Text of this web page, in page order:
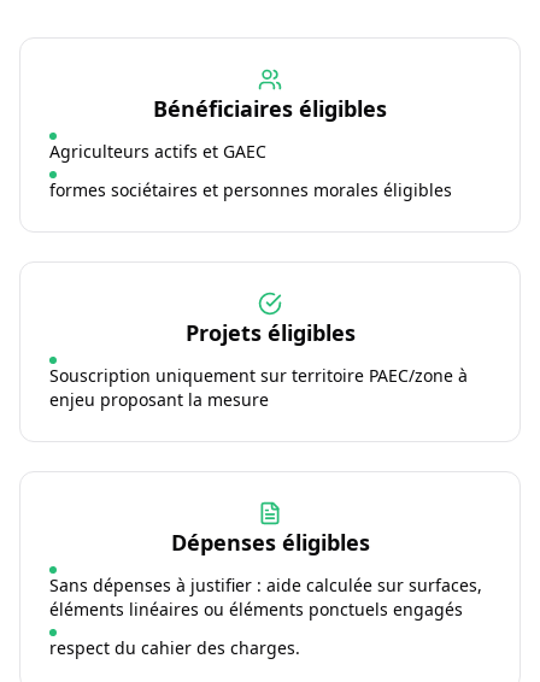
Bénéficiaires éligibles
Agriculteurs actifs et GAEC
formes sociétaires et personnes morales éligibles
Projets éligibles
Souscription uniquement sur territoire PAEC/zone à
enjeu proposant la mesure
Dépenses éligibles
Sans dépenses à justifier : aide calculée sur surfaces,
éléments linéaires ou éléments ponctuels engagés
respect du cahier des charges.